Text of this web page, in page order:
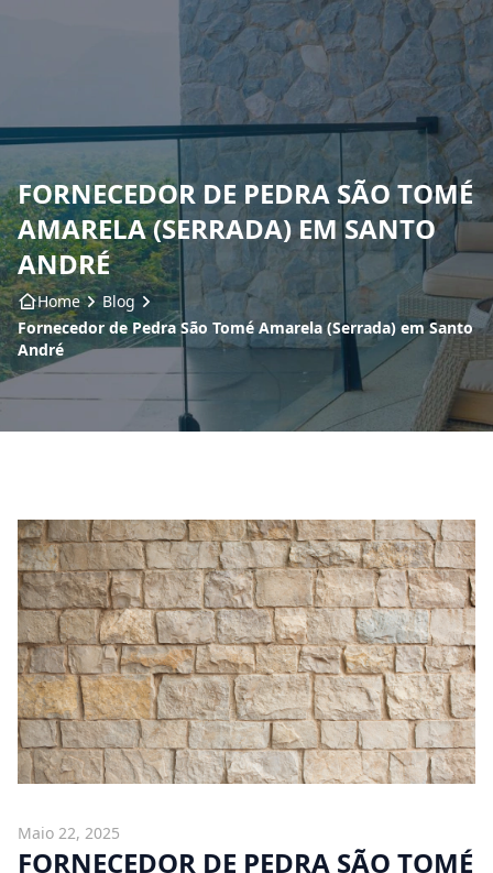
Home
Sobre nós
Produtos
Serviços
Blog
FORNECEDOR DE PEDRA SÃO TOMÉ
AMARELA (SERRADA) EM SANTO
ANDRÉ
Home
Blog
Fornecedor de Pedra São Tomé Amarela (Serrada) em Santo
André
Maio 22, 2025
FORNECEDOR DE PEDRA SÃO TOMÉ